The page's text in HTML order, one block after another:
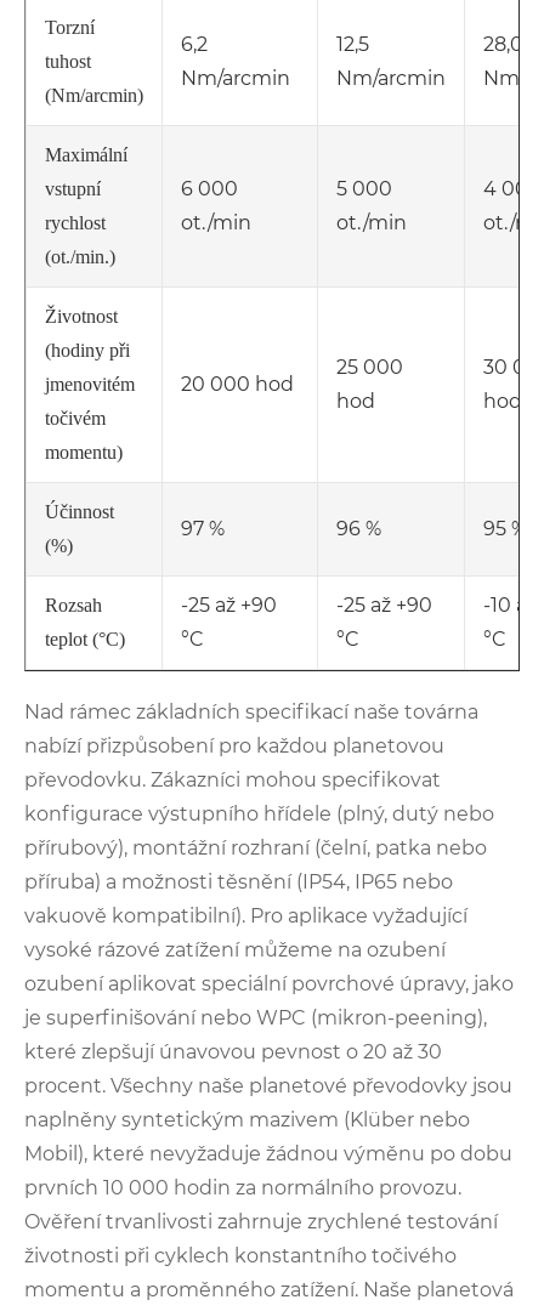
Torzní
tuhost
(Nm/arcmin)
6,2
Nm/arcmin
12,5
Nm/arcmin
28,0
Nm/
Maximální
vstupní
rychlost
(ot./min.)
6 000
ot./min
5 000
ot./min
4 000
ot./
Životnost
(hodiny při
jmenovitém
točivém
momentu)
20 000 hod
25 000
hod
30
hod
Účinnost
(%)
97 % 96 % 95 %
Rozsah
teplot (°C)
-25 až +90
°C
-25 až +90
°C
-10 až
°C
Nad rámec základních specifikací naše továrna
nabízí přizpůsobení pro každou planetovou
převodovku. Zákazníci mohou specifikovat
konfigurace výstupního hřídele (plný, dutý nebo
přírubový), montážní rozhraní (čelní, patka nebo
příruba) a možnosti těsnění (IP54, IP65 nebo
vakuově kompatibilní). Pro aplikace vyžadující
vysoké rázové zatížení můžeme na ozubení
ozubení aplikovat speciální povrchové úpravy, jako
je superfinišování nebo WPC (mikron-peening),
které zlepšují únavovou pevnost o 20 až 30
procent. Všechny naše planetové převodovky jsou
naplněny syntetickým mazivem (Klüber nebo
Mobil), které nevyžaduje žádnou výměnu po dobu
prvních 10 000 hodin za normálního provozu.
Ověření trvanlivosti zahrnuje zrychlené testování
životnosti při cyklech konstantního točivého
momentu a proměnného zatížení. Naše planetová